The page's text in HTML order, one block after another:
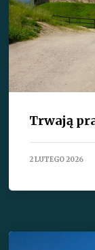
Trwają
2 LUTEGO 2026